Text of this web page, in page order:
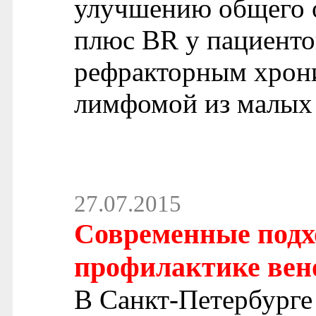
улучшению общего
плюс BR у
рефракторным
лимфомой из
27.07.2015
Современные
профилактике
В Санкт-